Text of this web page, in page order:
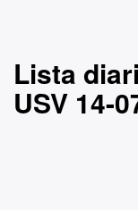
Lista
USV 14-